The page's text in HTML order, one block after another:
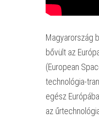
Magyarország
bővült az
(European
technológia-
egész
az